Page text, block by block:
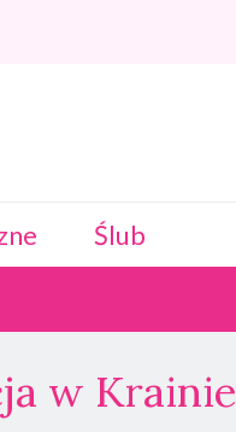
Ślub
w Krainie